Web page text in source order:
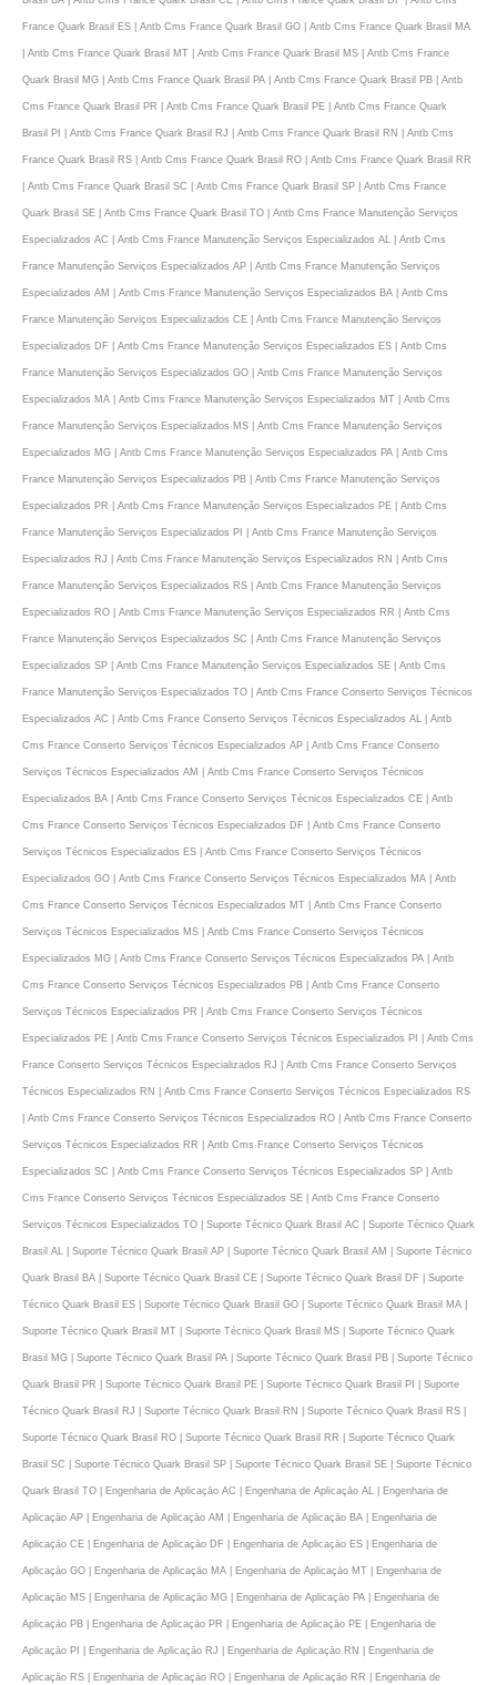
France Quark Brasil ES | Antb Cms France Quark Brasil GO | Antb Cms France Quark Brasil MA
| Antb Cms France Quark Brasil MT | Antb Cms France Quark Brasil MS | Antb Cms France
Quark Brasil MG | Antb Cms France Quark Brasil PA | Antb Cms France Quark Brasil PB | Antb
Cms France Quark Brasil PR | Antb Cms France Quark Brasil PE | Antb Cms France Quark
Brasil PI | Antb Cms France Quark Brasil RJ | Antb Cms France Quark Brasil RN | Antb Cms
France Quark Brasil RS | Antb Cms France Quark Brasil RO | Antb Cms France Quark Brasil RR
| Antb Cms France Quark Brasil SC | Antb Cms France Quark Brasil SP | Antb Cms France
Quark Brasil SE | Antb Cms France Quark Brasil TO | Antb Cms France Manutenção Serviços
Especializados AC | Antb Cms France Manutenção Serviços Especializados AL | Antb Cms
France Manutenção Serviços Especializados AP | Antb Cms France Manutenção Serviços
Especializados AM | Antb Cms France Manutenção Serviços Especializados BA | Antb Cms
France Manutenção Serviços Especializados CE | Antb Cms France Manutenção Serviços
Especializados DF | Antb Cms France Manutenção Serviços Especializados ES | Antb Cms
France Manutenção Serviços Especializados GO | Antb Cms France Manutenção Serviços
Especializados MA | Antb Cms France Manutenção Serviços Especializados MT | Antb Cms
France Manutenção Serviços Especializados MS | Antb Cms France Manutenção Serviços
Especializados MG | Antb Cms France Manutenção Serviços Especializados PA | Antb Cms
France Manutenção Serviços Especializados PB | Antb Cms France Manutenção Serviços
Especializados PR | Antb Cms France Manutenção Serviços Especializados PE | Antb Cms
France Manutenção Serviços Especializados PI | Antb Cms France Manutenção Serviços
Especializados RJ | Antb Cms France Manutenção Serviços Especializados RN | Antb Cms
France Manutenção Serviços Especializados RS | Antb Cms France Manutenção Serviços
Especializados RO | Antb Cms France Manutenção Serviços Especializados RR | Antb Cms
France Manutenção Serviços Especializados SC | Antb Cms France Manutenção Serviços
Especializados SP | Antb Cms France Manutenção Serviços Especializados SE | Antb Cms
France Manutenção Serviços Especializados TO | Antb Cms France Conserto Serviços Técnicos
Especializados AC | Antb Cms France Conserto Serviços Técnicos Especializados AL | Antb
Cms France Conserto Serviços Técnicos Especializados AP | Antb Cms France Conserto
Serviços Técnicos Especializados AM | Antb Cms France Conserto Serviços Técnicos
Especializados BA | Antb Cms France Conserto Serviços Técnicos Especializados CE | Antb
Cms France Conserto Serviços Técnicos Especializados DF | Antb Cms France Conserto
Serviços Técnicos Especializados ES | Antb Cms France Conserto Serviços Técnicos
Especializados GO | Antb Cms France Conserto Serviços Técnicos Especializados MA | Antb
Cms France Conserto Serviços Técnicos Especializados MT | Antb Cms France Conserto
Serviços Técnicos Especializados MS | Antb Cms France Conserto Serviços Técnicos
Especializados MG | Antb Cms France Conserto Serviços Técnicos Especializados PA | Antb
Cms France Conserto Serviços Técnicos Especializados PB | Antb Cms France Conserto
Serviços Técnicos Especializados PR | Antb Cms France Conserto Serviços Técnicos
Especializados PE | Antb Cms France Conserto Serviços Técnicos Especializados PI | Antb Cms
France Conserto Serviços Técnicos Especializados RJ | Antb Cms France Conserto Serviços
Técnicos Especializados RN | Antb Cms France Conserto Serviços Técnicos Especializados RS
| Antb Cms France Conserto Serviços Técnicos Especializados RO | Antb Cms France Conserto
Serviços Técnicos Especializados RR | Antb Cms France Conserto Serviços Técnicos
Especializados SC | Antb Cms France Conserto Serviços Técnicos Especializados SP | Antb
Cms France Conserto Serviços Técnicos Especializados SE | Antb Cms France Conserto
Serviços Técnicos Especializados TO | Suporte Técnico Quark Brasil AC | Suporte Técnico Quark
Brasil AL | Suporte Técnico Quark Brasil AP | Suporte Técnico Quark Brasil AM | Suporte Técnico
Quark Brasil BA | Suporte Técnico Quark Brasil CE | Suporte Técnico Quark Brasil DF | Suporte
Técnico Quark Brasil ES | Suporte Técnico Quark Brasil GO | Suporte Técnico Quark Brasil MA |
Suporte Técnico Quark Brasil MT | Suporte Técnico Quark Brasil MS | Suporte Técnico Quark
Brasil MG | Suporte Técnico Quark Brasil PA | Suporte Técnico Quark Brasil PB | Suporte Técnico
Quark Brasil PR | Suporte Técnico Quark Brasil PE | Suporte Técnico Quark Brasil PI | Suporte
Técnico Quark Brasil RJ | Suporte Técnico Quark Brasil RN | Suporte Técnico Quark Brasil RS |
Suporte Técnico Quark Brasil RO | Suporte Técnico Quark Brasil RR | Suporte Técnico Quark
Brasil SC | Suporte Técnico Quark Brasil SP | Suporte Técnico Quark Brasil SE | Suporte Técnico
Quark Brasil TO | Engenharia de Aplicaçāo AC | Engenharia de Aplicaçāo AL | Engenharia de
Aplicaçāo AP | Engenharia de Aplicaçāo AM | Engenharia de Aplicaçāo BA | Engenharia de
Aplicaçāo CE | Engenharia de Aplicaçāo DF | Engenharia de Aplicaçāo ES | Engenharia de
Aplicaçāo GO | Engenharia de Aplicaçāo MA | Engenharia de Aplicaçāo MT | Engenharia de
Aplicaçāo MS | Engenharia de Aplicaçāo MG | Engenharia de Aplicaçāo PA | Engenharia de
Aplicaçāo PB | Engenharia de Aplicaçāo PR | Engenharia de Aplicaçāo PE | Engenharia de
Aplicaçāo PI | Engenharia de Aplicaçāo RJ | Engenharia de Aplicaçāo RN | Engenharia de
Aplicaçāo RS | Engenharia de Aplicaçāo RO | Engenharia de Aplicaçāo RR | Engenharia de